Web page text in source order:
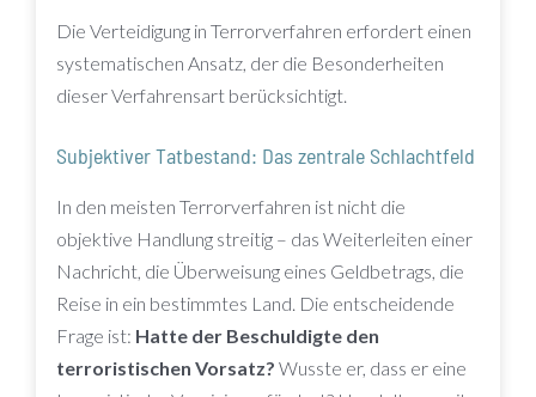
Die Verteidigung in Terrorverfahren erfordert einen
systematischen Ansatz, der die Besonderheiten
dieser Verfahrensart berücksichtigt.
Subjektiver Tatbestand: Das zentrale Schlachtfeld
In den meisten Terrorverfahren ist nicht die
objektive Handlung streitig – das Weiterleiten einer
Nachricht, die Überweisung eines Geldbetrags, die
Reise in ein bestimmtes Land. Die entscheidende
Frage ist: Hatte der Beschuldigte den
terroristischen Vorsatz? Wusste er, dass er eine